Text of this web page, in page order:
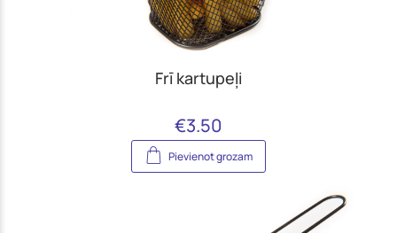
Frī kartupeļi
€3.50
Pievienot grozam